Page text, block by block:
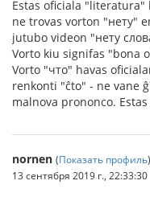
Estas oficiala
ne trovas vorton "нету"
jutubo videon "нету
Vorto kiu signifas "bona
Vorto "что" havas
renkonti "ĉto" - ne vane
malnova prononco.
nornen (Показать профиль)
13 сентября 2019 г., 22:33:30